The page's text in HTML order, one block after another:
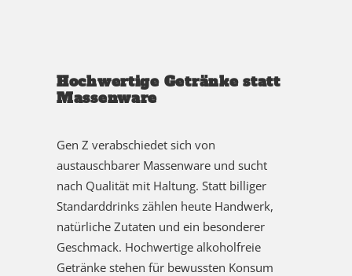
Hochwertige Getränke statt
Massenware
Gen Z verabschiedet sich von
austauschbarer Massenware und sucht
nach Qualität mit Haltung. Statt billiger
Standarddrinks zählen heute Handwerk,
natürliche Zutaten und ein besonderer
Geschmack. Hochwertige alkoholfreie
Getränke stehen für bewussten Konsum